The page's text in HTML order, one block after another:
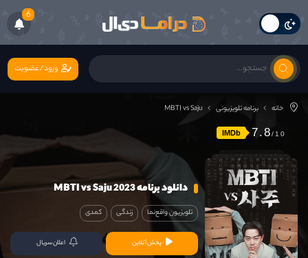
6
ورود/عضویت
خانه برنامه تلویزیونی MBTI vs Saju
IMDb 7.8
دانلود برنامه MBTI vs Saju 2023
تلویزیون واقع‌نما زندگی کمدی
پخش آنلاین اعلان سریال